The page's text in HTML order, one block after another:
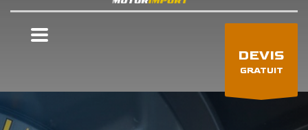
DEVIS
GRATUIT